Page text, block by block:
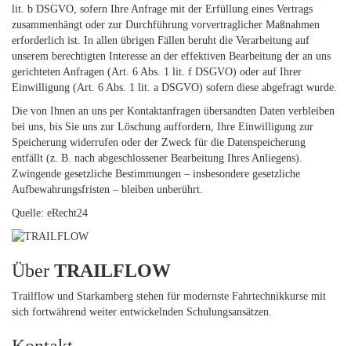
lit. b DSGVO, sofern Ihre Anfrage mit der Erfüllung eines Vertrags
zusammenhängt oder zur Durchführung vorvertraglicher Maßnahmen
erforderlich ist. In allen übrigen Fällen beruht die Verarbeitung auf
unserem berechtigten Interesse an der effektiven Bearbeitung der an uns
gerichteten Anfragen (Art. 6 Abs. 1 lit. f DSGVO) oder auf Ihrer
Einwilligung (Art. 6 Abs. 1 lit. a DSGVO) sofern diese abgefragt wurde.
Die von Ihnen an uns per Kontaktanfragen übersandten Daten verbleiben
bei uns, bis Sie uns zur Löschung auffordern, Ihre Einwilligung zur
Speicherung widerrufen oder der Zweck für die Datenspeicherung
entfällt (z. B. nach abgeschlossener Bearbeitung Ihres Anliegens).
Zwingende gesetzliche Bestimmungen – insbesondere gesetzliche
Aufbewahrungsfristen – bleiben unberührt.
Quelle: eRecht24
Über TRAILFLOW
Trailflow und Starkamberg stehen für modernste Fahrtechnikkurse mit
sich fortwährend weiter entwickelnden Schulungsansätzen.